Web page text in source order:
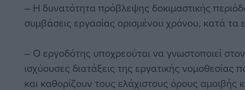
– Η δυνατότητα πρόβλεψης δοκιμαστικής
συμβάσεις εργασίας ορισμένου χρόνου, κατά τα
– Ο εργοδότης υποχρεούται να γνωστοποιεί
ισχύουσες διατάξεις της εργατικής νομοθεσίας
και καθορίζουν τους ελάχιστους όρους αμοιβής